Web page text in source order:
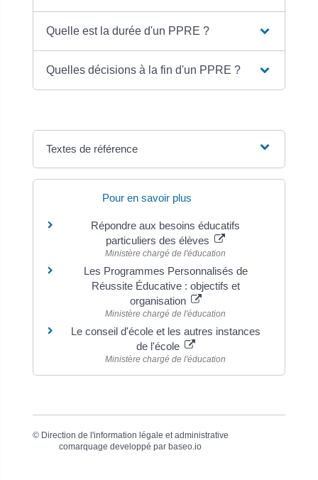
Quelle est la durée d'un PPRE ?
Quelles décisions à la fin d'un PPRE ?
Textes de référence
Pour en savoir plus
Répondre aux besoins éducatifs
particuliers des élèves
Ministère chargé de l'éducation
Les Programmes Personnalisés de
Réussite Éducative : objectifs et
organisation
Ministère chargé de l'éducation
Le conseil d'école et les autres instances
de l'école
Ministère chargé de l'éducation
© Direction de l'information légale et administrative
comarquage developpé parbaseo.io